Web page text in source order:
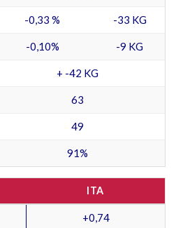
-0,33 % -33 KG
-0,10% -9 KG
+ -42 KG
63
49
91%
ITA
+0,74